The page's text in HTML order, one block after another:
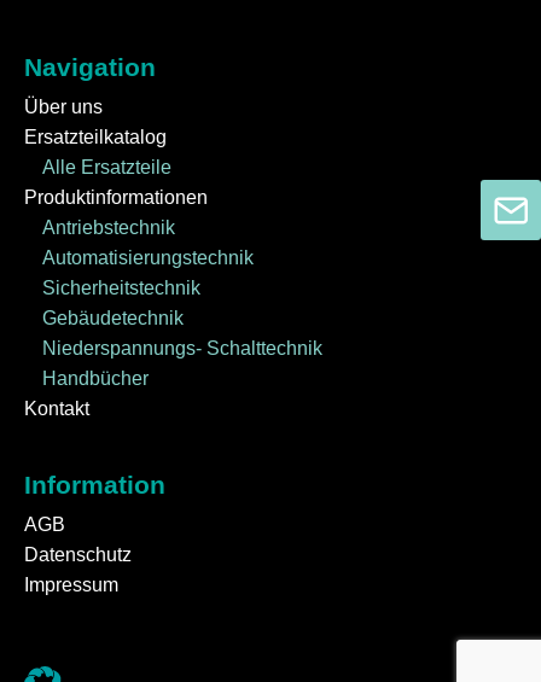
Navigation
Über uns
Ersatzteilkatalog
Alle Ersatzteile
Produktinformationen
Antriebstechnik
Automatisierungstechnik
Sicherheitstechnik
Gebäudetechnik
Niederspannungs- Schalttechnik
Handbücher
Kontakt
Information
AGB
Datenschutz
Impressum